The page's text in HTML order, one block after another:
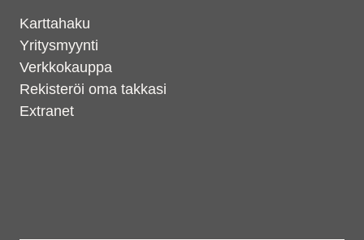
Karttahaku
Yritysmyynti
Verkkokauppa
Rekisteröi oma takkasi
Extranet
today?